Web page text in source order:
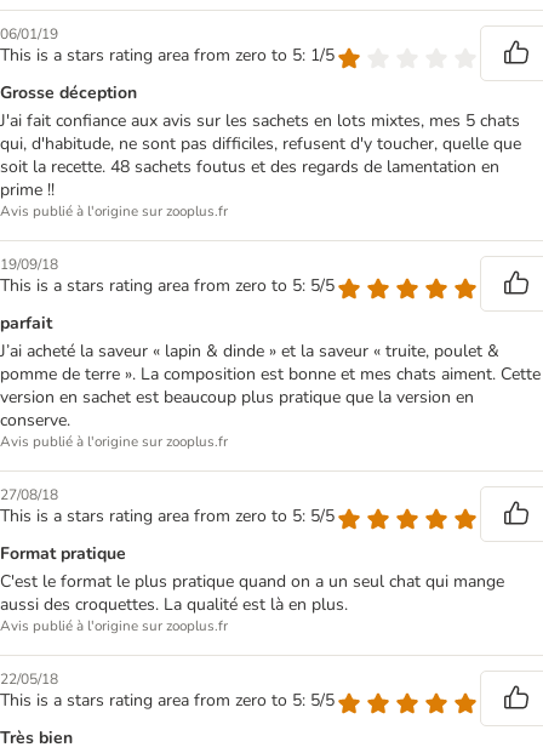
06/01/19
This is a stars rating area from zero to 5: 1/5
Grosse déception
J'ai fait confiance aux avis sur les sachets en lots mixtes, mes 5 chats
qui, d'habitude, ne sont pas difficiles, refusent d'y toucher, quelle que
soit la recette. 48 sachets foutus et des regards de lamentation en
prime !!
Avis publié à l'origine sur zooplus.fr
19/09/18
This is a stars rating area from zero to 5: 5/5
parfait
J’ai acheté la saveur « lapin & dinde » et la saveur « truite, poulet &
pomme de terre ». La composition est bonne et mes chats aiment. Cette
version en sachet est beaucoup plus pratique que la version en
conserve.
Avis publié à l'origine sur zooplus.fr
27/08/18
This is a stars rating area from zero to 5: 5/5
Format pratique
C'est le format le plus pratique quand on a un seul chat qui mange
aussi des croquettes. La qualité est là en plus.
Avis publié à l'origine sur zooplus.fr
22/05/18
This is a stars rating area from zero to 5: 5/5
Très bien